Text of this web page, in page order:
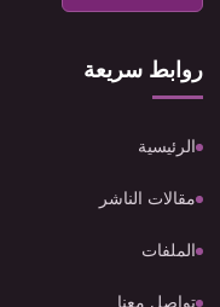
روابط سريعة
الرئيسية
مقالات الناشر
الملفات
تواصل معنا